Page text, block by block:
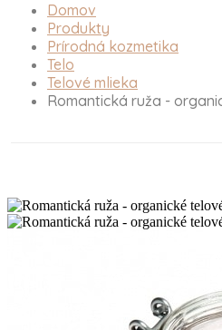
Domov
Produkty
Prírodná kozmetika
Telo
Telové mlieka
Romantická ruža -